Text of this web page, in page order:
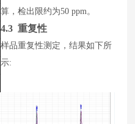
算，检出限约为50 ppm。
4.3 重复性
样品重复性测定，结果如下所
示: